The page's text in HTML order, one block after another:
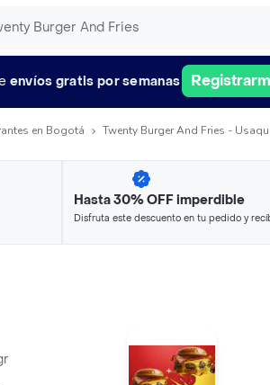
envíos gratis por semanas
en Bogotá Twenty Burger And Fries -
Hasta 30% OFF imperdible
Disfruta este descuento en tu pedido y